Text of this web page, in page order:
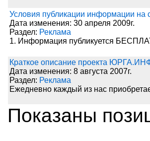
Условия публикации информации
Дата изменения: 30 апреля 2009г.
Раздел: Реклама
1. Информация публикуется
Краткое описание проекта
Дата изменения: 8 августа 2007г.
Раздел: Реклама
Ежедневно каждый из нас
Показаны